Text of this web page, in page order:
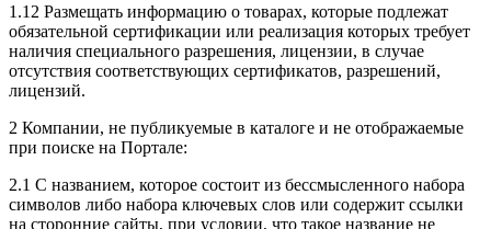
1.12 Размещать информацию о товарах, которые подлежат
обязательной сертификации или реализация которых требует
наличия специального разрешения, лицензии, в случае
отсутствия соответствующих сертификатов, разрешений,
лицензий.
2 Компании, не публикуемые в каталоге и не отображаемые
при поиске на Портале:
2.1 С названием, которое состоит из бессмысленного набора
символов либо набора ключевых слов или содержит ссылки
на сторонние сайты, при условии, что такое название не